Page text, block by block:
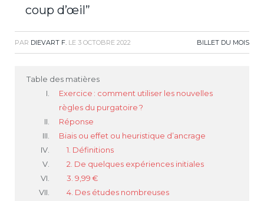
coup d’œil”
PAR DIEVART F. LE 3 OCTOBRE 2022 BILLET DU MOIS
Table des matières
Exercice : comment utiliser les nouvelles
règles du purgatoire ?
Réponse
Biais ou effet ou heuristique d’ancrage
1. Définitions
2. De quelques expériences initiales
3. 9,99 €
4. Des études nombreuses